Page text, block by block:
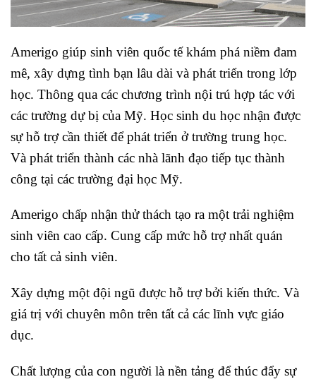
Amerigo giúp sinh viên quốc tế khám phá niềm đam
mê, xây dựng tình bạn lâu dài và phát triển trong lớp
học. Thông qua các chương trình nội trú hợp tác với
các trường dự bị của Mỹ. Học sinh du học nhận được
sự hỗ trợ cần thiết để phát triển ở trường trung học.
Và phát triển thành các nhà lãnh đạo tiếp tục thành
công tại các trường đại học Mỹ.
Amerigo chấp nhận thử thách tạo ra một trải nghiệm
sinh viên cao cấp. Cung cấp mức hỗ trợ nhất quán
cho tất cả sinh viên.
Xây dựng một đội ngũ được hỗ trợ bởi kiến ​​thức. Và
giá trị với chuyên môn trên tất cả các lĩnh vực giáo
dục.
Chất lượng của con người là nền tảng để thúc đẩy sự